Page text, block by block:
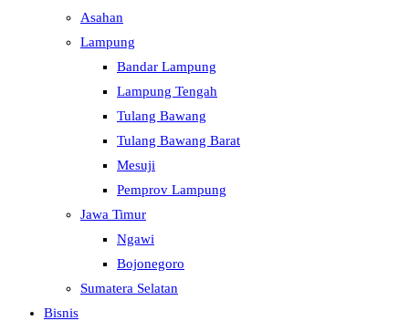
Asahan
Lampung
Bandar Lampung
Lampung Tengah
Tulang Bawang
Tulang Bawang Barat
Mesuji
Pemprov Lampung
Jawa Timur
Ngawi
Bojonegoro
Sumatera Selatan
Bisnis